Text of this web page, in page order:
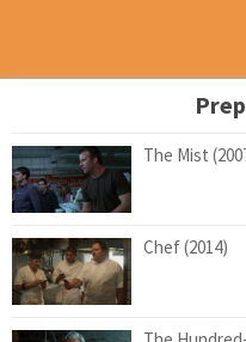
The Mist
Chef (2014)